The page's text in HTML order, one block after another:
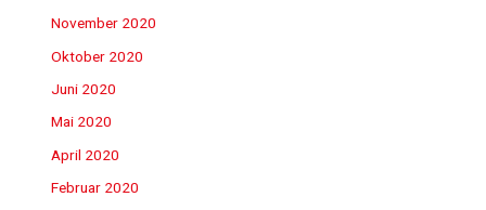
November 2020
Oktober 2020
Juni 2020
Mai 2020
April 2020
Februar 2020